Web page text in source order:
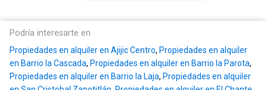
Podría interesarte en
Propiedades en alquiler en Ajijic Centro, Propiedades en alquiler
en Barrio la Cascada, Propiedades en alquiler en Barrio la Parota,
Propiedades en alquiler en Barrio la Laja, Propiedades en alquiler